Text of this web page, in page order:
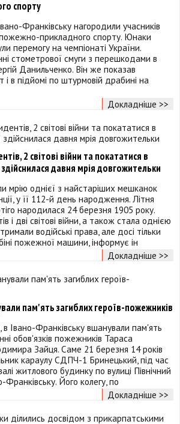
спорту
Франківську нагородили учасників
прикладного спорту. Юнаки
перемогу на чемпіонаті України.
стометрової смуги з перешкодами в
Данильченко. Він же показав
в підйомі по штурмовій драбині на
Докладніше >>
2 світові війни та покататися в
давня мрія довгожительки
мрію однієї з найстаріших мешканок
у її 112-й день народження. Літня
народилася 24 березня 1905 року.
і дві світові війни, а також стала однією
водійські права, але досі тільки
пожежної машини, інформує ін
Докладніше >>
пам'ять загиблих героїв-пожежників
в Івано-Франківську вшанували пам'ять
обов'язків пожежників Тараса
Зайця. Саме 21 березня 14 років
караулу СДПЧ-1 Бринецький, під час
житлового будинку по вулиці Північний
Франківську. Його колегу, по
Докладніше >>